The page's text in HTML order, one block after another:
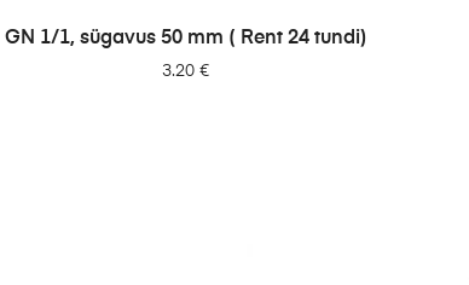
LISA PÄRINGUSSE
GN 1/1, sügavus 50 mm ( Rent 24 tundi)
3.20€